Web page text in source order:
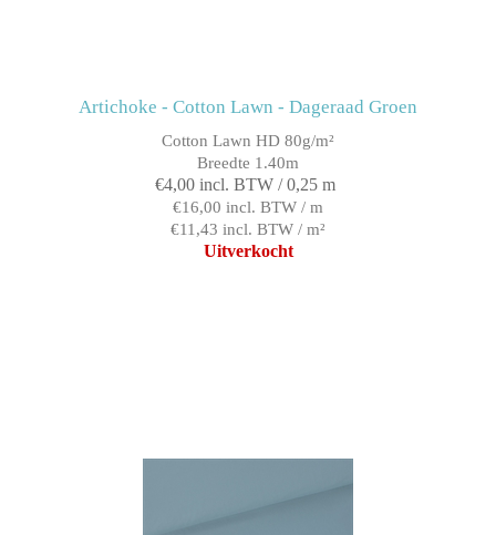
Artichoke - Cotton Lawn - Dageraad Groen
Cotton Lawn HD 80g/m²
Breedte 1.40m
€4,00 incl. BTW / 0,25 m
€16,00 incl. BTW / m
€11,43 incl. BTW / m²
Uitverkocht